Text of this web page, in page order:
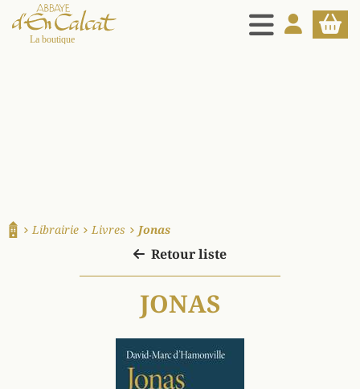
MENU
MON PANIER
Librairie Livres Jonas
Retour liste
JONAS